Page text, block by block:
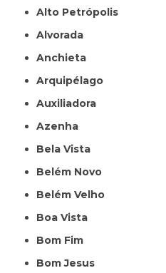
Alto Petrópolis
Alvorada
Anchieta
Arquipélago
Auxiliadora
Azenha
Bela Vista
Belém Novo
Belém Velho
Boa Vista
Bom Fim
Bom Jesus